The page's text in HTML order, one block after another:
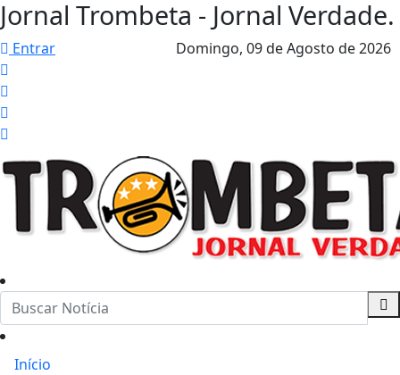
Jornal Trombeta - Jornal Verdade.
Entrar Domingo, 09 de Agosto de 2026
Início